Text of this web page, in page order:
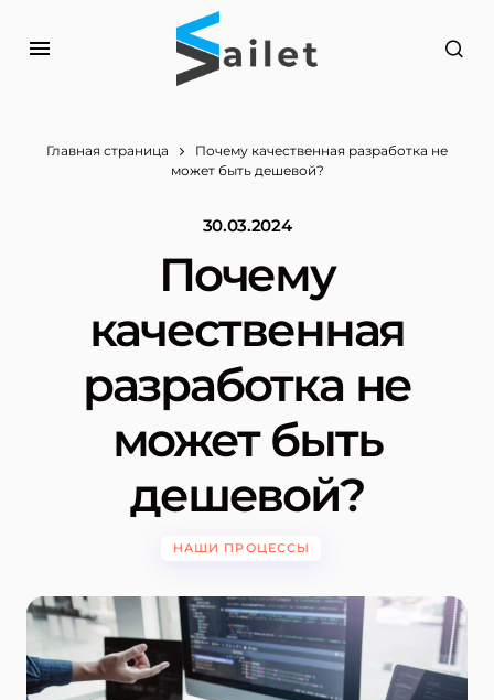
Главная страница
Почему качественная разработка не
может быть дешевой?
30.03.2024
Почему
качественная
разработка не
может быть
дешевой?
НАШИ ПРОЦЕССЫ